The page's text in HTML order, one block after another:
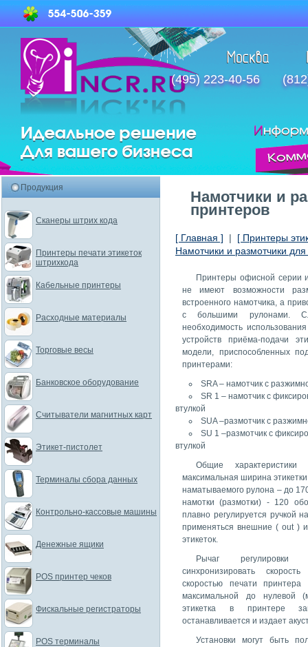
(495) 223-40-56
Намотчики и
принтеров
[ Главная ] | [ Принтеры
Намотчики и размотчики
Принтеры офисной серии
не имеют возможности
встроенного намотчика, а
с большими рулонами.
необходимость
устройств приёма-подачи
модели, приспособленных
принтерами:
SRA – намотчик с
SR 1 – намотчик с
втулкой
SUA –размотчик с
SU 1 –размотчик с
втулкой
Общие
максимальная ширина
наматываемого рулона – до
намотки (размотки) - 120
плавно регулируется ручкой
применяться внешние ( out )
этикеток.
Рычаг регулировки
синхронизировать
скоростью печати
максимальной до нулевой
этикетка в принтере
останавливается и издает
Установки могут быть
Продукция
Сканеры штрих кода
Принтеры печати этикеток
штрихкода
Кабельные принтеры
Расходные материалы
Торговые весы
Банковское оборудование
Считыватели магнитных карт
Этикет-пистолет
Терминалы сбора данных
Контрольно-кассовые машины
Денежные ящики
POS принтер чеков
Фискальные регистраторы
POS терминалы